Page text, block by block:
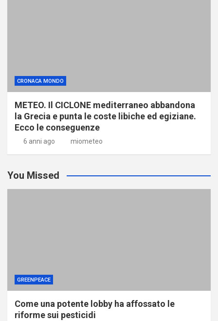
CRONACA MONDO
METEO. Il CICLONE mediterraneo abbandona
la Grecia e punta le coste libiche ed egiziane.
Ecco le conseguenze
6 anni ago miometeo
You Missed
GREENPEACE
Come una potente lobby ha affossato le
riforme sui pesticidi